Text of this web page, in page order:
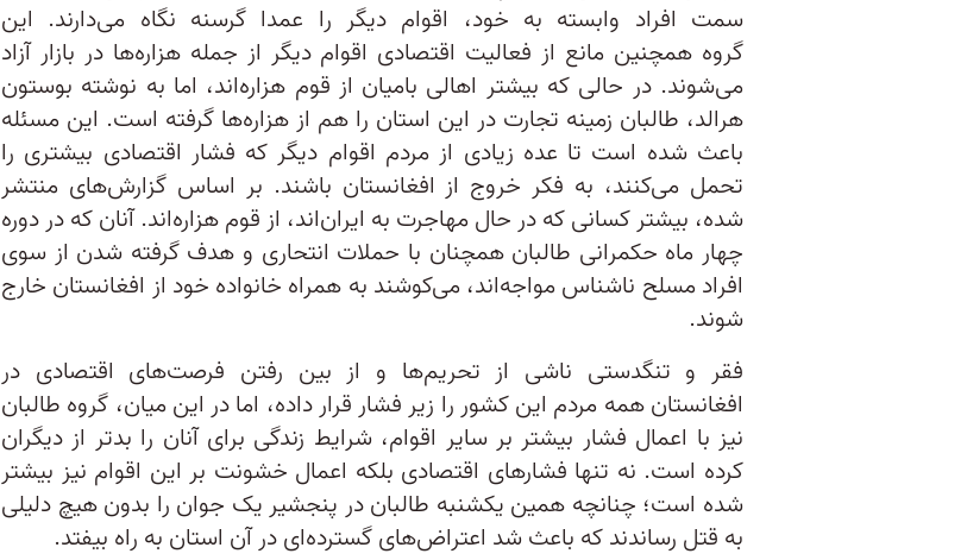
سمت افراد وابسته به خود، اقوام دیگر را عمدا گرسنه نگاه می‌دارند. این
گروه همچنین مانع از فعالیت اقتصادی اقوام دیگر از جمله هزاره‌ها در بازار آزاد
می‌شوند. در حالی که بیشتر اهالی بامیان از قوم هزاره‌اند، اما به نوشته بوستون
هرالد، طالبان زمینه تجارت در این استان را هم از هزاره‌ها گرفته است. این مسئله
باعث شده است تا عده‌ زیادی از مردم اقوام دیگر که فشار اقتصادی بیشتری را
تحمل می‌کنند، به فکر خروج از افغانستان باشند. بر اساس گزارش‌های منتشر
شده، بیشتر کسانی که در حال مهاجرت به ایران‌اند، از قوم هزاره‌اند. آنان که در دوره
چهار ماه حکمرانی طالبان همچنان با حملات انتحاری و هدف گرفته شدن از سوی
افراد مسلح ناشناس مواجه‌اند، می‌کوشند به همراه خانواده خود از افغانستان خارج
شوند.
فقر و تنگدستی ناشی از تحریم‌ها و از بین رفتن فرصت‌های اقتصادی در
افغانستان همه مردم این کشور را زیر فشار قرار داده، اما در این میان، گروه طالبان
نیز با اعمال فشار بیشتر بر سایر اقوام، شرایط زندگی برای آنان را بدتر از دیگران
کرده است. نه تنها فشارهای اقتصادی بلکه اعمال خشونت بر این اقوام نیز بیشتر
شده است؛ چنانچه همین یکشنبه طالبان در پنجشیر یک جوان را بدون هیچ دلیلی
به قتل رساندند که باعث شد اعتراض‌های گسترده‌ای در آن استان به راه بیفتد.